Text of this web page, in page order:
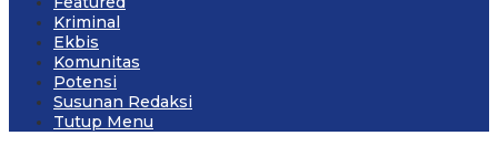
Kriminal
Ekbis
Komunitas
Potensi
Susunan Redaksi
Tutup Menu